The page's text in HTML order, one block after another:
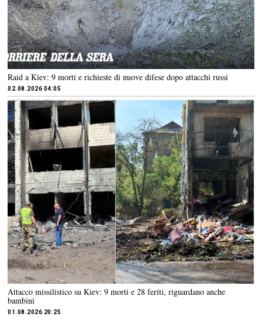
Raid a Kiev: 9 morti e richieste di nuove difese dopo attacchi russi
02.08.2026 04:05
Attacco missilistico su Kiev: 9 morti e 28 feriti, riguardano anche
bambini
01.08.2026 20:25